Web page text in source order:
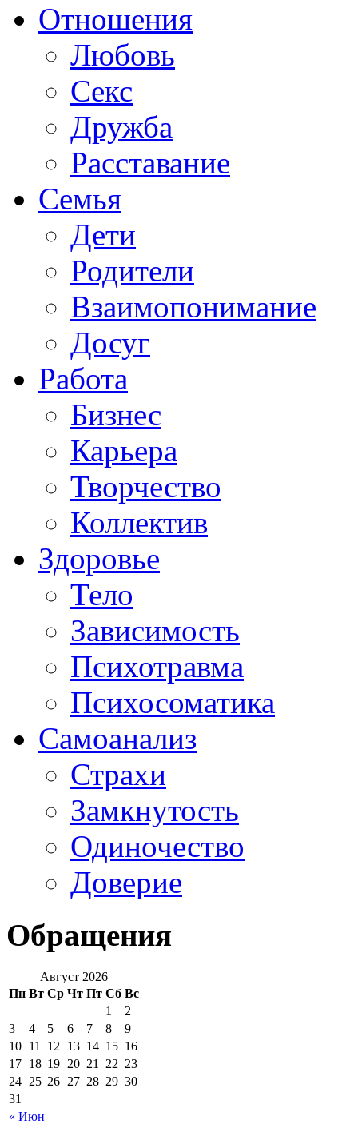
Отношения
Любовь
Секс
Дружба
Расставание
Семья
Дети
Родители
Взаимопонимание
Досуг
Работа
Бизнес
Карьера
Творчество
Коллектив
Здоровье
Тело
Зависимость
Психотравма
Психосоматика
Самоанализ
Страхи
Замкнутость
Одиночество
Доверие
Обращения
Август 2026
Пн Вт Ср Чт Пт Сб Вс
« Июн
1
2
3
4 5 6 7 8
9
10 11 12 13 14 15 16
17 18 19 20 21 22 23
24 25 26 27 28 29 30
31